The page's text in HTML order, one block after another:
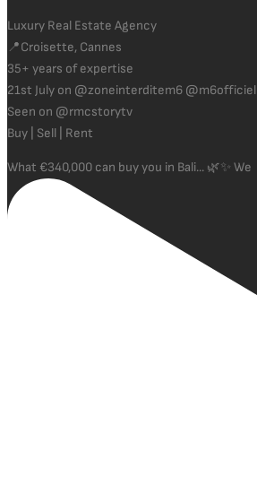
Luxury Real Estate Agency
📍Croisette, Cannes
35+ years of expertise
21st July on @zoneinterditem6 @m6officiel
Seen on @rmcstorytv
Buy | Sell | Rent
What €340,000 can buy you in Bali... 🌿✨ We